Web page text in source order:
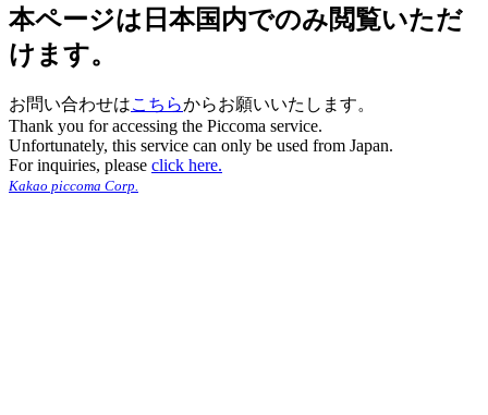
本ページは日本国内でのみ閲覧いただ
けます。
お問い合わせはこちらからお願いいたします。
Thank you for accessing the Piccoma service.
Unfortunately, this service can only be used from Japan.
For inquiries, please click here.
Kakao piccoma Corp.